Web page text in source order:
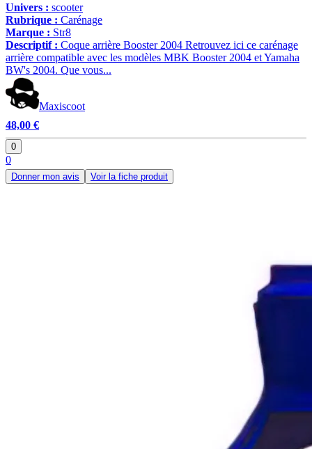
Univers : scooter
Rubrique : Carénage
Marque : Str8
Descriptif : Coque arrière Booster 2004 Retrouvez ici ce carénage
arrière compatible avec les modèles MBK Booster 2004 et Yamaha
BW's 2004. Que vous...
Maxiscoot
48,00 €
0
0
Donner mon avis Voir la fiche produit